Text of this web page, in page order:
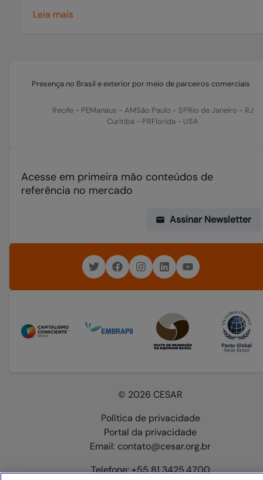
Leia mais
Presença no Brasil e exterior por meio de parceiros comerciais
Recife- PEManaus - AMSão Paulo - SPRio de Janeiro - RJ
Curitiba - PRFlorida - USA
Acesse em primeira mão conteúdos de
referência no mercado
Assinar Newsletter
© 2026 CESAR
Política de privacidade
Portal da privacidade
Email: contato@cesar.org.br
Telefone: +55 81 3425.4700